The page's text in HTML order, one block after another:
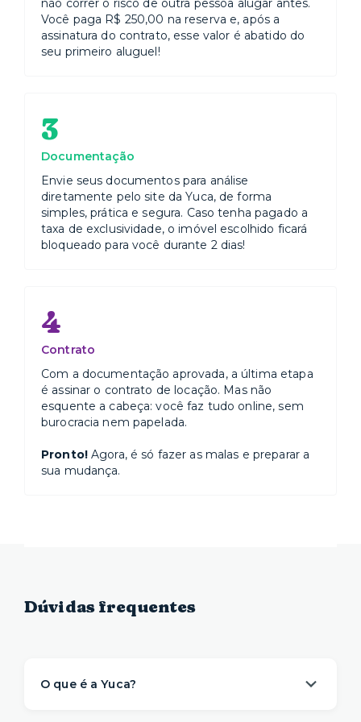
não correr o risco de outra pessoa alugar antes.
Você paga R$ 250,00 na reserva e, após a
assinatura do contrato, esse valor é abatido do
seu primeiro aluguel!
3
Documentação
Envie seus documentos para análise
diretamente pelo site da Yuca, de forma
simples, prática e segura. Caso tenha pagado a
taxa de exclusividade, o imóvel escolhido ficará
bloqueado para você durante 2 dias!
4
Contrato
Com a documentação aprovada, a última etapa
é assinar o contrato de locação. Mas não
esquente a cabeça: você faz tudo online, sem
burocracia nem papelada.
Pronto!Agora, é só fazer as malas e preparar a
sua mudança.
Dúvidas frequentes
O que é a Yuca?